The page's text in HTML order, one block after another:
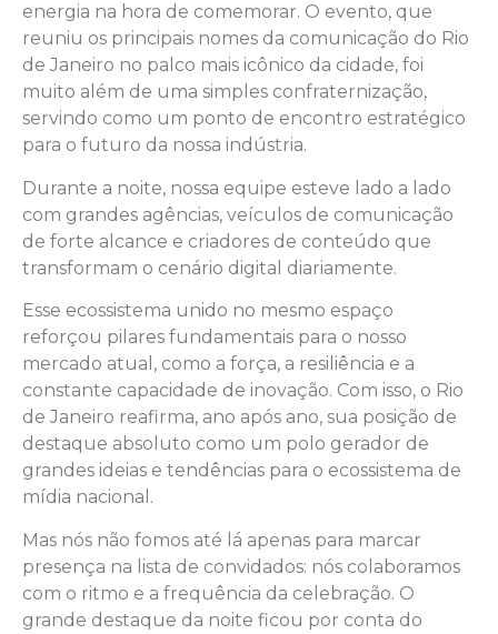
energia na hora de comemorar. O evento, que
reuniu os principais nomes da comunicação do Rio
de Janeiro no palco mais icônico da cidade, foi
muito além de uma simples confraternização,
servindo como um ponto de encontro estratégico
para o futuro da nossa indústria.
Durante a noite, nossa equipe esteve lado a lado
com grandes agências, veículos de comunicação
de forte alcance e criadores de conteúdo que
transformam o cenário digital diariamente.
Esse ecossistema unido no mesmo espaço
reforçou pilares fundamentais para o nosso
mercado atual, como a força, a resiliência e a
constante capacidade de inovação. Com isso, o Rio
de Janeiro reafirma, ano após ano, sua posição de
destaque absoluto como um polo gerador de
grandes ideias e tendências para o ecossistema de
mídia nacional.
Mas nós não fomos até lá apenas para marcar
presença na lista de convidados: nós colaboramos
com o ritmo e a frequência da celebração. O
grande destaque da noite ficou por conta do